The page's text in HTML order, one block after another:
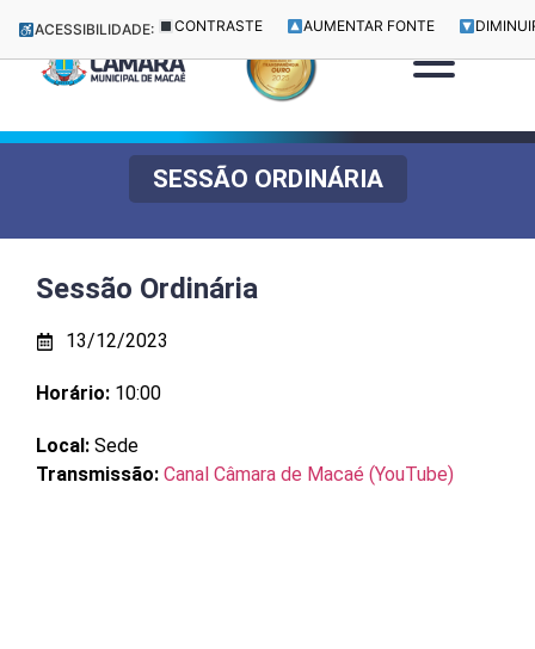
ACESSIBILIDADE: CONTRASTE AUMENTAR FONTE
SESSÃO ORDINÁRIA
Sessão Ordinária
13/12/2023
Horário: 10:00
Local: Sede
Transmissão: Canal Câmara de Macaé (YouTube)